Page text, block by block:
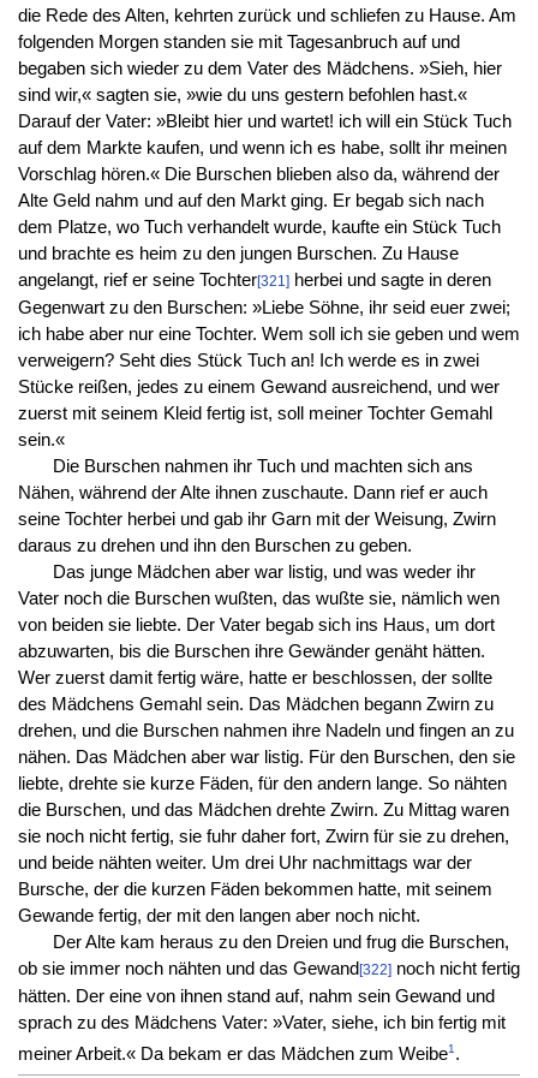
die Rede des Alten, kehrten zurück und schliefen zu Hause. Am
folgenden Morgen standen sie mit Tagesanbruch auf und
begaben sich wieder zu dem Vater des Mädchens. »Sieh, hier
sind wir,« sagten sie, »wie du uns gestern befohlen hast.«
Darauf der Vater: »Bleibt hier und wartet! ich will ein Stück Tuch
auf dem Markte kaufen, und wenn ich es habe, sollt ihr meinen
Vorschlag hören.« Die Burschen blieben also da, während der
Alte Geld nahm und auf den Markt ging. Er begab sich nach
dem Platze, wo Tuch verhandelt wurde, kaufte ein Stück Tuch
und brachte es heim zu den jungen Burschen. Zu Hause
angelangt, rief er seine Tochter[321]herbei und sagte in deren
Gegenwart zu den Burschen: »Liebe Söhne, ihr seid euer zwei;
ich habe aber nur eine Tochter. Wem soll ich sie geben und wem
verweigern? Seht dies Stück Tuch an! Ich werde es in zwei
Stücke reißen, jedes zu einem Gewand ausreichend, und wer
zuerst mit seinem Kleid fertig ist, soll meiner Tochter Gemahl
sein.«
Die Burschen nahmen ihr Tuch und machten sich ans
Nähen, während der Alte ihnen zuschaute. Dann rief er auch
seine Tochter herbei und gab ihr Garn mit der Weisung, Zwirn
daraus zu drehen und ihn den Burschen zu geben.
Das junge Mädchen aber war listig, und was weder ihr
Vater noch die Burschen wußten, das wußte sie, nämlich wen
von beiden sie liebte. Der Vater begab sich ins Haus, um dort
abzuwarten, bis die Burschen ihre Gewänder genäht hätten.
Wer zuerst damit fertig wäre, hatte er beschlossen, der sollte
des Mädchens Gemahl sein. Das Mädchen begann Zwirn zu
drehen, und die Burschen nahmen ihre Nadeln und fingen an zu
nähen. Das Mädchen aber war listig. Für den Burschen, den sie
liebte, drehte sie kurze Fäden, für den andern lange. So nähten
die Burschen, und das Mädchen drehte Zwirn. Zu Mittag waren
sie noch nicht fertig, sie fuhr daher fort, Zwirn für sie zu drehen,
und beide nähten weiter. Um drei Uhr nachmittags war der
Bursche, der die kurzen Fäden bekommen hatte, mit seinem
Gewande fertig, der mit den langen aber noch nicht.
Der Alte kam heraus zu den Dreien und frug die Burschen,
ob sie immer noch nähten und das Gewand[322]noch nicht fertig
hätten. Der eine von ihnen stand auf, nahm sein Gewand und
sprach zu des Mädchens Vater: »Vater, siehe, ich bin fertig mit
meiner Arbeit.« Da bekam er das Mädchen zum Weibe1 .